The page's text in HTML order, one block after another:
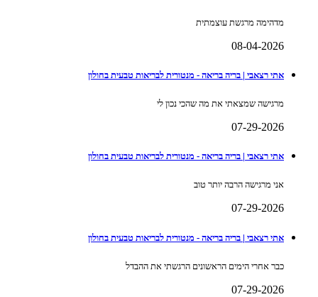
מדהימה מרגשת עוצמתית
08-04-2026
אתי רצאבי | בריה בריאה - מנטורית לבריאות טבעית בחולון
מרגישה שמצאתי את מה שהכי נכון לי
07-29-2026
אתי רצאבי | בריה בריאה - מנטורית לבריאות טבעית בחולון
אני מרגישה הרבה יותר טוב
07-29-2026
אתי רצאבי | בריה בריאה - מנטורית לבריאות טבעית בחולון
כבר אחרי הימים הראשונים הרגשתי את ההבדל
07-29-2026